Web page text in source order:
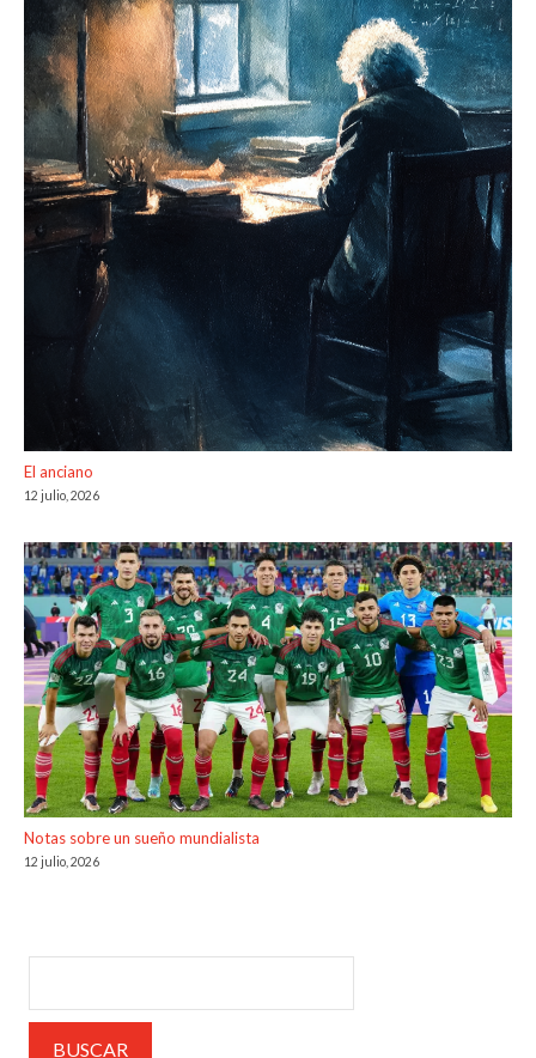
El anciano
12 julio, 2026
Notas sobre un sueño mundialista
12 julio, 2026